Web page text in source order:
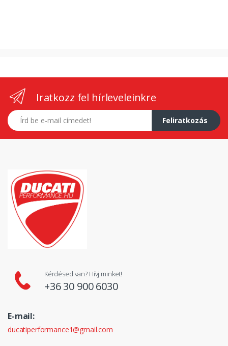
Iratkozz fel hírleveleinkre
E-mail címed
Feliratkozás
Kérdésed van? Hívj minket!
+36 30 900 6030
E-mail:
ducatiperformance1@gmail.com